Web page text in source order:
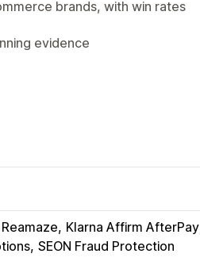
brands, with win rates
evidence
Klarna Affirm AfterPay
SEON Fraud Protection